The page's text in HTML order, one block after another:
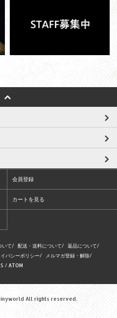
会員登録
カートを見る
いて/ 配送・送料について/ 返品について/
バシーポリシー/ メルマガ登録・解除/
/ ATOM
All rights reserved.